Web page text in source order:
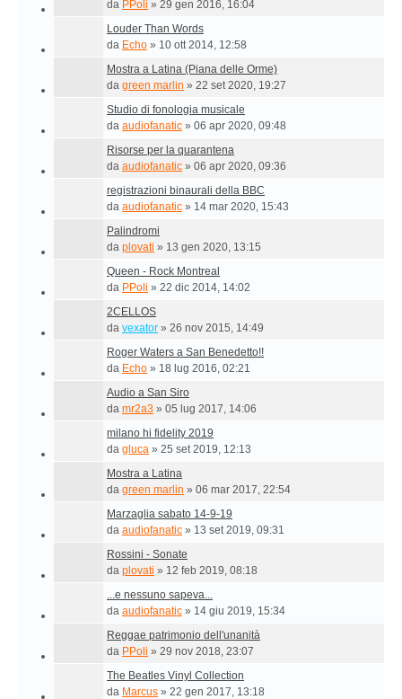
da PPoli » 29 gen 2016, 16:04
Louder Than Words
da Echo » 10 ott 2014, 12:58
Mostra a Latina (Piana delle Orme)
da green marlin » 22 set 2020, 19:27
Studio di fonologia musicale
da audiofanatic » 06 apr 2020, 09:48
Risorse per la quarantena
da audiofanatic » 06 apr 2020, 09:36
registrazioni binaurali della BBC
da audiofanatic » 14 mar 2020, 15:43
Palindromi
da plovati » 13 gen 2020, 13:15
Queen - Rock Montreal
da PPoli » 22 dic 2014, 14:02
2CELLOS
da vexator » 26 nov 2015, 14:49
Roger Waters a San Benedetto!!
da Echo » 18 lug 2016, 02:21
Audio a San Siro
da mr2a3 » 05 lug 2017, 14:06
milano hi fidelity 2019
da gluca » 25 set 2019, 12:13
Mostra a Latina
da green marlin » 06 mar 2017, 22:54
Marzaglia sabato 14-9-19
da audiofanatic » 13 set 2019, 09:31
Rossini - Sonate
da plovati » 12 feb 2019, 08:18
...e nessuno sapeva...
da audiofanatic » 14 giu 2019, 15:34
Reggae patrimonio dell'unanità
da PPoli » 29 nov 2018, 23:07
The Beatles Vinyl Collection
da Marcus » 22 gen 2017, 13:18